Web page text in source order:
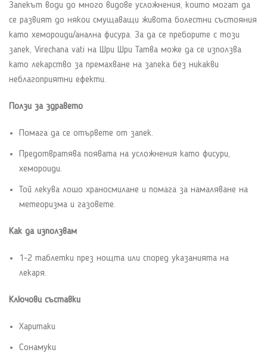
Запекът води до много видове усложнения, които могат да
се развият до някои смущаващи живота болестни състояния
като хемороиди/анална фисура. За да се преборите с този
запек, Virechana vati на Шри Шри Татва може да се използва
като лекарство за премахване на запека без никакви
неблагоприятни ефекти.
Ползи за здравето
Помага да се отървете от запек.
Предотвратява появата на усложнения като фисури,
хемороиди.
Той лекува лошо храносмилане и помага за намаляване на
метеоризма и газовете.
Как да използвам
1-2 таблетки през нощта или според указанията на
лекаря.
Ключови съставки
Харитаки
Сонамуки